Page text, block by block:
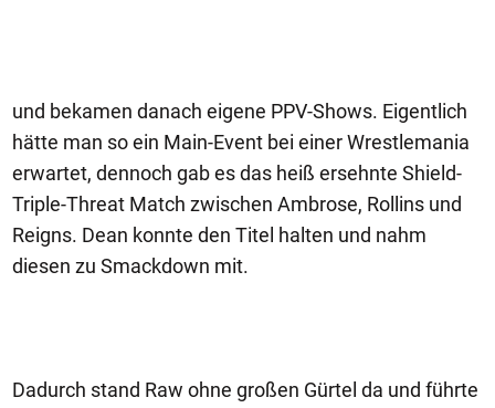
und bekamen danach eigene PPV-Shows. Eigentlich
hätte man so ein Main-Event bei einer Wrestlemania
erwartet, dennoch gab es das heiß ersehnte Shield-
Triple-Threat Match zwischen Ambrose, Rollins und
Reigns. Dean konnte den Titel halten und nahm
diesen zu Smackdown mit.
Dadurch stand Raw ohne großen Gürtel da und führte